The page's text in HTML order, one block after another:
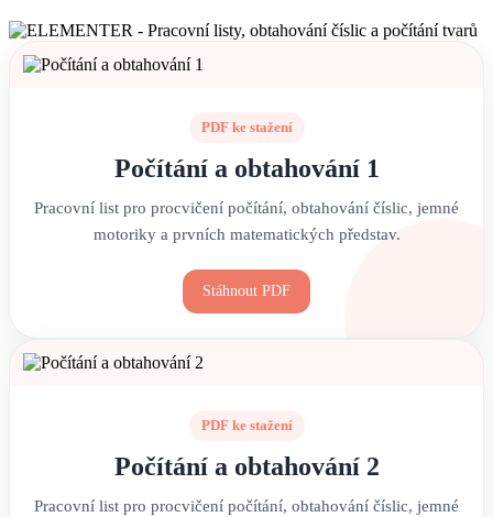
PDF ke stažení
Počítání a obtahování 1
Pracovní list pro procvičení počítání, obtahování číslic, jemné
motoriky a prvních matematických představ.
Stáhnout PDF
PDF ke stažení
Počítání a obtahování 2
Pracovní list pro procvičení počítání, obtahování číslic, jemné